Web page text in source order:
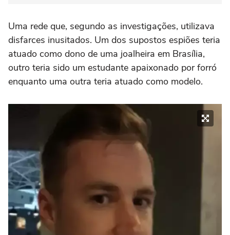
Uma rede que, segundo as investigações, utilizava
disfarces inusitados. Um dos supostos espiões teria
atuado como dono de uma joalheira em Brasília,
outro teria sido um estudante apaixonado por forró
enquanto uma outra teria atuado como modelo.